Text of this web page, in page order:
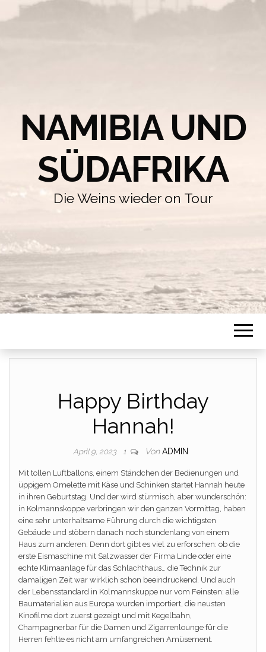
NAMIBIA UND
SÜDAFRIKA
Die Weins wieder on Tour
Happy Birthday
Hannah!
April 9, 2023 1 Von ADMIN
Mit tollen Luftballons, einem Ständchen der Bedienungen und
üppigem Omelette mit Käse und Schinken startet Hannah heute
in ihren Geburtstag. Und der wird stürmisch, aber wunderschön:
in Kolmannskoppe verbringen wir den ganzen Vormittag, haben
eine sehr unterhaltsame Führung durch die wichtigsten
Gebäude und stöbern danach noch stundenlang von einem
Haus zum anderen. Denn dort gibt es viel zu erforschen: ob die
erste Eismaschine mit Salzwasser der Firma Linde oder eine
echte Klimaanlage für das Schlachthaus… die Technik zur
damaligen Zeit war wirklich schon beeindruckend. Und auch
der Lebensstandard in Kolmannskuppe nur vom Feinsten: alle
Baumaterialien aus Europa wurden importiert, die neusten
Kinofilme dort zuerst gezeigt und mit Kegelbahn,
Champagnerbar für die Damen und Zigarrenlounge für die
Herren fehlte es nicht am umfangreichen Amüsement.